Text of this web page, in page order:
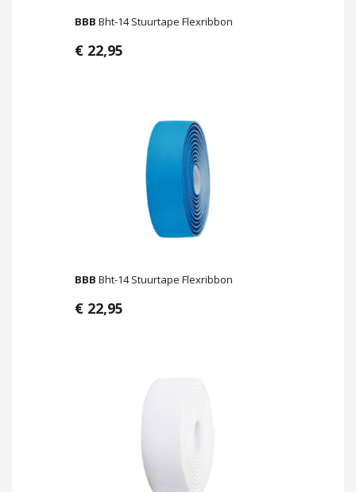
BBB Bht-14 Stuurtape Flexribbon
€ 22,95
BBB Bht-14 Stuurtape Flexribbon
€ 22,95